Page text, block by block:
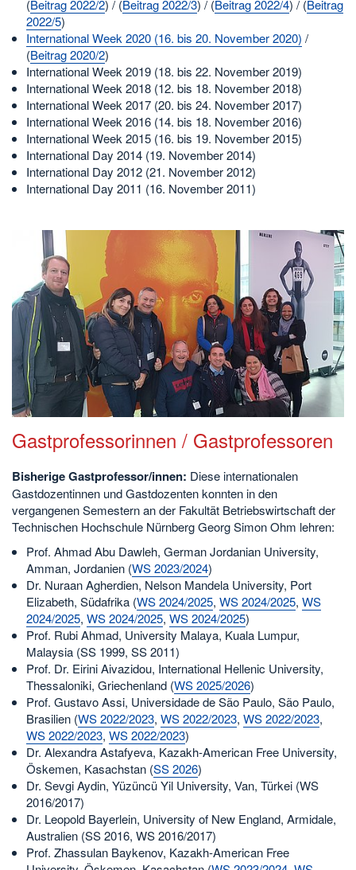
(Beitrag 2022/2) / (Beitrag 2022/3) / (Beitrag 2022/4) / (Beitrag
2022/5)
International Week 2020 (16. bis 20. November 2020) /
(Beitrag 2020/2)
International Week 2019 (18. bis 22. November 2019)
International Week 2018 (12. bis 18. November 2018)
International Week 2017 (20. bis 24. November 2017)
International Week 2016 (14. bis 18. November 2016)
International Week 2015 (16. bis 19. November 2015)
International Day 2014 (19. November 2014)
International Day 2012 (21. November 2012)
International Day 2011 (16. November 2011)
Gastprofessorinnen / Gastprofessoren
Bisherige Gastprofessor/innen: Diese internationalen
Gastdozentinnen und Gastdozenten konnten in den
vergangenen Semestern an der Fakultät Betriebswirtschaft der
Technischen Hochschule Nürnberg Georg Simon Ohm lehren:
Prof. Ahmad Abu Dawleh, German Jordanian University,
Amman, Jordanien (WS 2023/2024)
Dr. Nuraan Agherdien, Nelson Mandela University, Port
Elizabeth, Südafrika (WS 2024/2025, WS 2024/2025, WS
2024/2025, WS 2024/2025, WS 2024/2025)
Prof. Rubi Ahmad, University Malaya, Kuala Lumpur,
Malaysia (SS 1999, SS 2011)
Prof. Dr. Eirini Aivazidou, International Hellenic University,
Thessaloniki, Griechenland (WS 2025/2026)
Prof. Gustavo Assi, Universidade de São Paulo, São Paulo,
Brasilien (WS 2022/2023, WS 2022/2023, WS 2022/2023,
WS 2022/2023, WS 2022/2023)
Dr. Alexandra Astafyeva, Kazakh-American Free University,
Öskemen, Kasachstan (SS 2026)
Dr. Sevgi Aydin, Yüzüncü Yil University, Van, Türkei (WS
2016/2017)
Dr. Leopold Bayerlein, University of New England, Armidale,
Australien (SS 2016, WS 2016/2017)
Prof. Zhassulan Baykenov, Kazakh-American Free